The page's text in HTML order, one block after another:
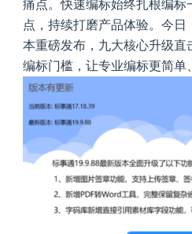
痛点。快速编标始终扎根编标
点，持续打磨产品体验。今日
本重磅发布，九大核心升级直
编标门槛，让专业编标更简单